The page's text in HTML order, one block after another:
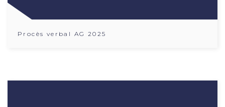
Procès verbal AG 2025